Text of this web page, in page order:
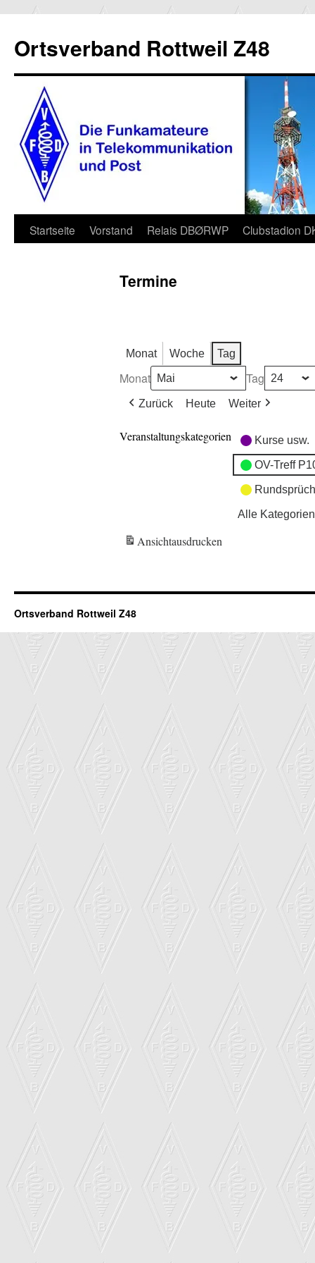
Ortsverband Rottweil Z48
Zum
Startseite Vorstand Relais DBØRWP Clubstadion
Termine
Monat Woche Tag
Monat Tag
Zurück Heute Weiter
Veranstaltungskategorien Kurse usw.
OV-Treff
Alle Kategorien
Ansichtausdrucken
Ortsverband Rottweil Z48